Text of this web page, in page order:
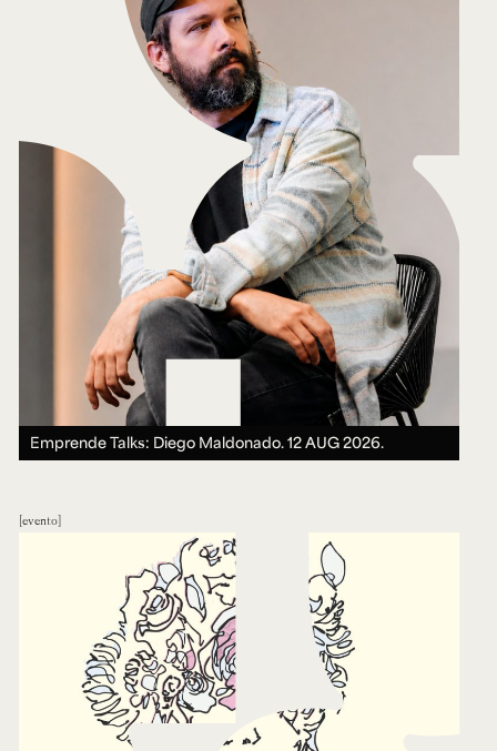
Emprende Talks: Diego Maldonado.12 AUG 2026.
evento